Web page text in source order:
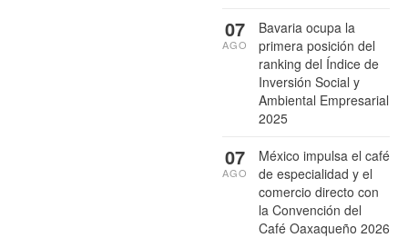
Bavaria ocupa la
primera posición del
ranking del Índice de
Inversión Social y
Ambiental Empresarial
2025
07
AGO
México impulsa el café
de especialidad y el
comercio directo con
la Convención del
Café Oaxaqueño 2026
07
AGO